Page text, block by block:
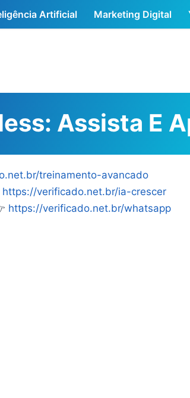
Artificial Marketing Digital
Assista E
treinamento-avancado
https://verificado.net.br/ia-crescer
https://verificado.net.br/whatsapp